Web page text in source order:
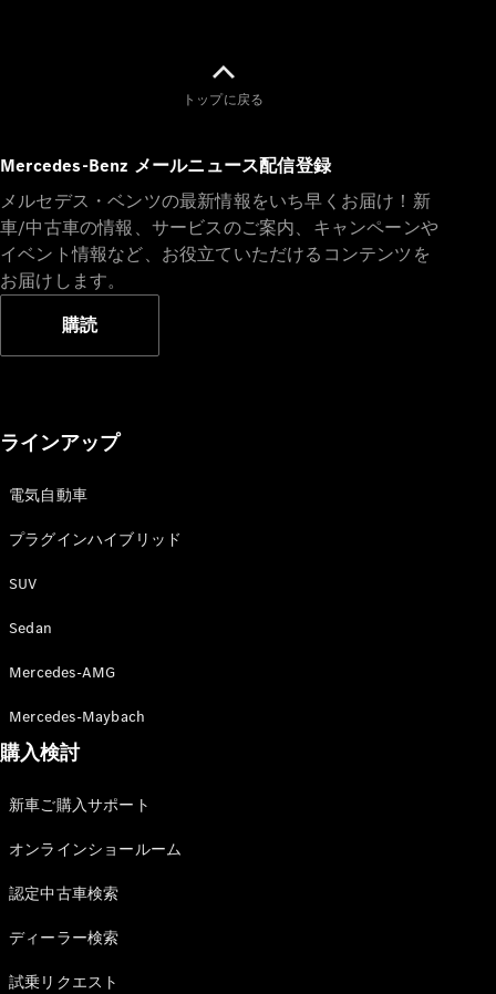
トップに戻る
Mercedes-Benz メールニュース配信登録
メルセデス・ベンツの最新情報をいち早くお届け！新
車/中古車の情報、サービスのご案内、キャンペーンや
イベント情報など、お役立ていただけるコンテンツを
お届けします。
購読
ラインアップ
電気自動車
プラグインハイブリッド
SUV
Sedan
Mercedes-AMG
Mercedes-Maybach
購入検討
新車ご購入サポート
オンラインショールーム
認定中古車検索
ディーラー検索
試乗リクエスト